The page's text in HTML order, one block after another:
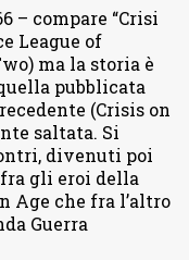
– compare “Crisi
League of
ma la storia è
pubblicata
(Crisis on
saltata. Si
divenuti poi
gli eroi della
Age che fra l’altro
Guerra